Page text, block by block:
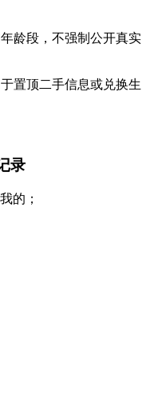
龄段，不强制公开真实
置顶二手信息或兑换生
录
的；